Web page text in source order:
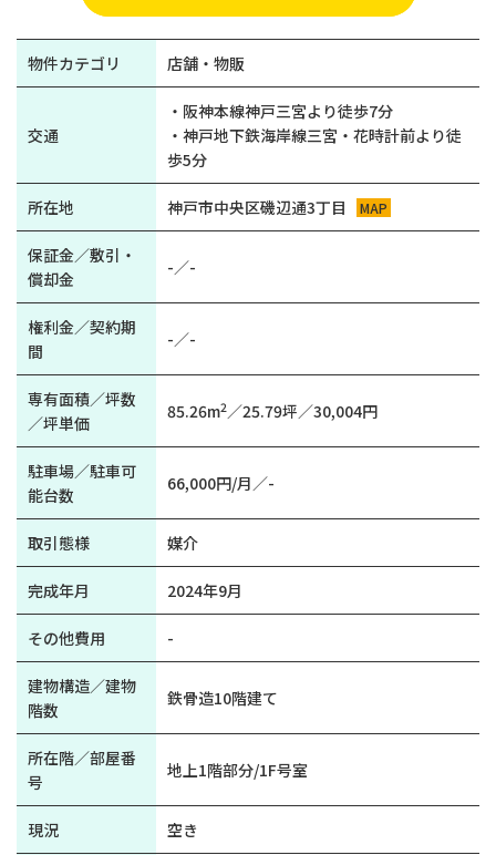
物件カテゴリ 店舗・物販
交通
・阪神本線神戸三宮より徒歩7分
・神戸地下鉄海岸線三宮・花時計前より徒
歩5分
所在地 神戸市中央区磯辺通3丁目 MAP
保証金／敷引・
償却金
-／-
権利金／契約期
間
-／-
専有面積／坪数
／坪単価
85.26m2／25.79坪／30,004円
駐車場／駐車可
能台数
66,000円/月／-
取引態様 媒介
完成年月 2024年9月
その他費用 -
建物構造／建物
階数
鉄骨造10階建て
所在階／部屋番
号
地上1階部分/1F号室
現況 空き